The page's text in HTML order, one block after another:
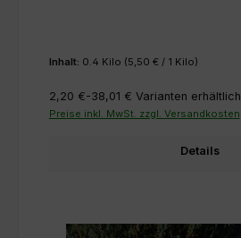
Inhalt: 0.4 Kilo (5,50 € / 1 Kilo)
2,20 €-38,01 € Varianten erhältlich
Preise inkl. MwSt. zzgl. Versandkosten
Details